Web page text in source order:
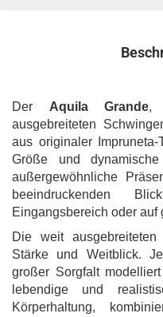
Der Aquila Grande,
ausgebreiteten
aus originaler Impruneta-
Größe und
außergewöhnliche
beeindruckenden
Eingangsbereich oder auf
Die weit
Stärke und Weitblick.
großer Sorgfalt
lebendige und
Körperhaltung,